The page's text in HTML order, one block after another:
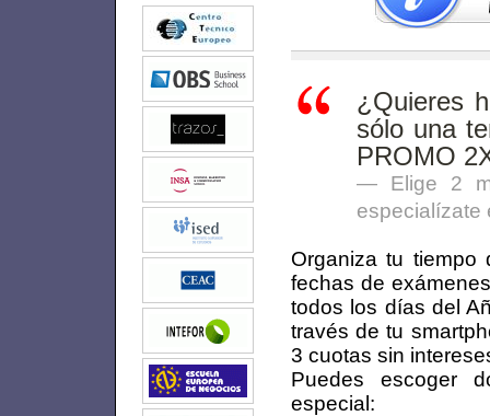
¿Quieres
sólo una
PROMO
Elige 2
especialízate
Organiza tu tiempo
fechas de
todos los días del
través de tu
3 cuotas sin
Puedes escoger
especial: